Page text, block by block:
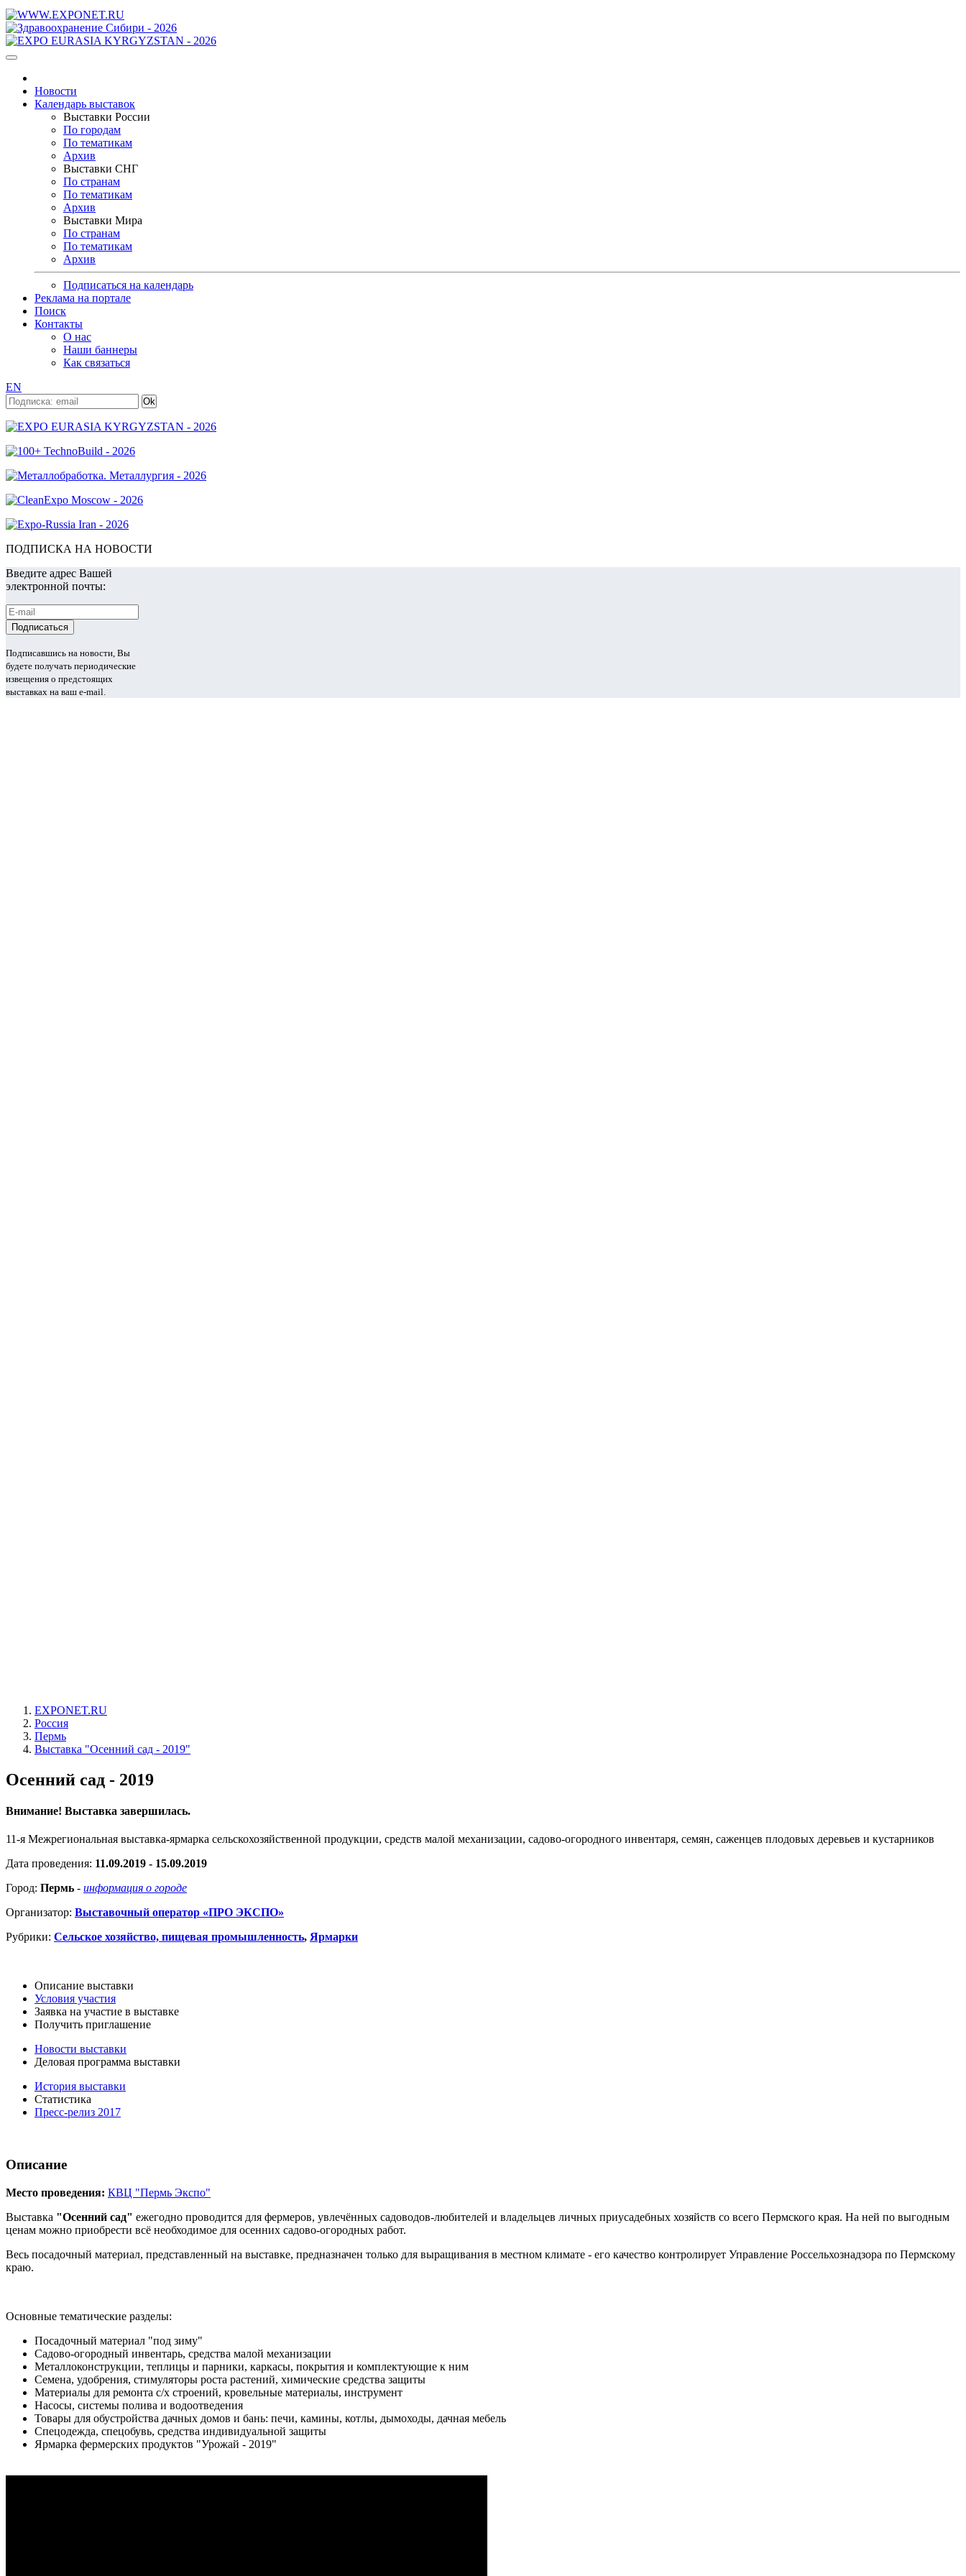
Новости
Календарь выставок
Выставки России
По городам
По тематикам
Архив
Выставки СНГ
По странам
По тематикам
Архив
Выставки Мира
По странам
По тематикам
Архив
Подписаться на календарь
Реклама на портале
Поиск
Контакты
О нас
Наши баннеры
Как связаться
EN
ПОДПИСКА НА НОВОСТИ
Введите адрес Вашей
электронной почты:
Подписавшись на новости, Вы
будете получать периодические
извещения о предстоящих
выставках на ваш e-mail.
EXPONET.RU
Россия
Пермь
Выставка "Осенний сад - 2019"
Осенний сад - 2019
Внимание! Выставка завершилась.
11-я Межрегиональная выставка-ярмарка сельскохозяйственной продукции, средств малой механизации, садово-огородного инвентаря, семян, саженцев плодовых деревьев и кустарников
Дата проведения: 11.09.2019 - 15.09.2019
Город: Пермь - информация о городе
Организатор: Выставочный оператор «ПРО ЭКСПО»
Рубрики: Сельское хозяйство, пищевая промышленность, Ярмарки
Описание выставки
Условия участия
Заявка на участие в выставке
Получить приглашение
Новости выставки
Деловая программа выставки
История выставки
Статистика
Пресс-релиз 2017
Описание
Место проведения: КВЦ "Пермь Экспо"
Выставка "Осенний сад" ежегодно проводится для фермеров, увлечённых садоводов-любителей и владельцев личных приусадебных хозяйств со всего Пермского края. На ней по выгодным
ценам можно приобрести всё необходимое для осенних садово-огородных работ.
Весь посадочный материал, представленный на выставке, предназначен только для выращивания в местном климате - его качество контролирует Управление Россельхознадзора по Пермскому
краю.
Основные тематические разделы:
Посадочный материал "под зиму"
Садово-огородный инвентарь, средства малой механизации
Металлоконструкции, теплицы и парники, каркасы, покрытия и комплектующие к ним
Семена, удобрения, стимуляторы роста растений, химические средства защиты
Материалы для ремонта с/х строений, кровельные материалы, инструмент
Насосы, системы полива и водоотведения
Товары для обустройства дачных домов и бань: печи, камины, котлы, дымоходы, дачная мебель
Спецодежда, спецобувь, средства индивидуальной защиты
Ярмарка фермерских продуктов "Урожай - 2019"